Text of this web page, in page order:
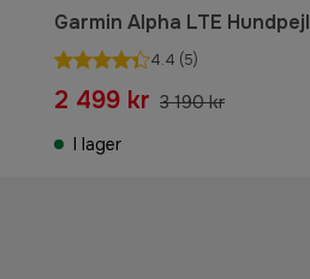
Garmin Alpha LTE Hundpejl
4.4 (5)
2 499 kr 3 190 kr
I lager